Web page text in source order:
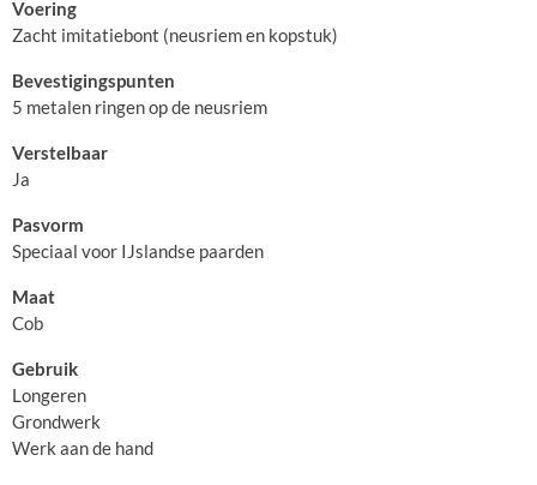
Voering
Zacht imitatiebont (neusriem en kopstuk)
Bevestigingspunten
5 metalen ringen op de neusriem
Verstelbaar
Ja
Pasvorm
Speciaal voor IJslandse paarden
Maat
Cob
Gebruik
Longeren
Grondwerk
Werk aan de hand